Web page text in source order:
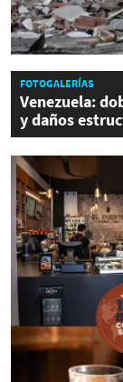
FOTOGALERÍAS
Venezuela:
y daños